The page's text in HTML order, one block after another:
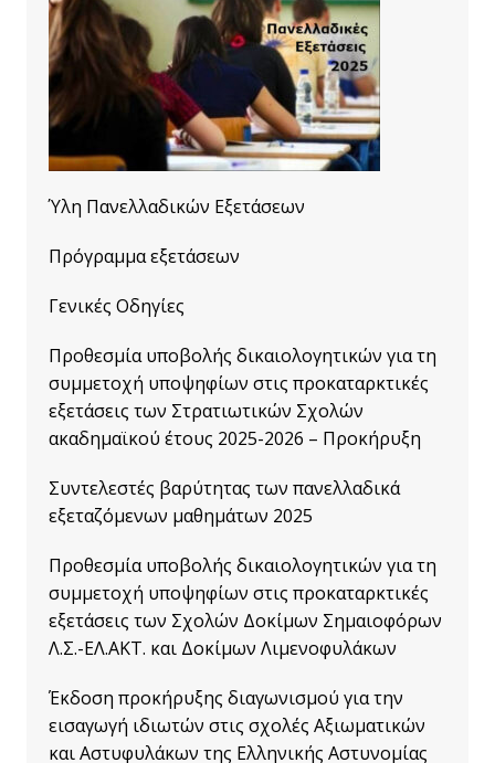
Ύλη Πανελλαδικών Εξετάσεων
Πρόγραμμα εξετάσεων
Γενικές Οδηγίες
Προθεσμία υποβολής δικαιολογητικών για τη
συμμετοχή υποψηφίων στις προκαταρκτικές
εξετάσεις των Στρατιωτικών Σχολών
ακαδημαϊκού έτους 2025-2026 – Προκήρυξη
Συντελεστές βαρύτητας των πανελλαδικά
εξεταζόμενων μαθημάτων 2025
Προθεσμία υποβολής δικαιολογητικών για τη
συμμετοχή υποψηφίων στις προκαταρκτικές
εξετάσεις των Σχολών Δοκίμων Σημαιοφόρων
Λ.Σ.-ΕΛ.ΑΚΤ. και Δοκίμων Λιμενοφυλάκων
Έκδοση προκήρυξης διαγωνισμού για την
εισαγωγή ιδιωτών στις σχολές Αξιωματικών
και Αστυφυλάκων της Ελληνικής Αστυνομίας